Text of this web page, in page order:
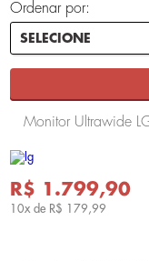
Ordenar por:
Monitor Ultrawide
R$ 1.799,90
10x de R$ 179,99